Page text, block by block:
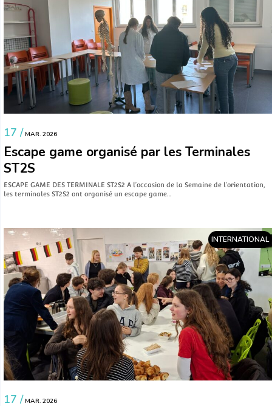
17 / MAR. 2026
Escape game organisé par les Terminales
ST2S
ESCAPE GAME DES TERMINALE ST2S2 A l’occasion de la Semaine de l’orientation,
les terminales ST2S2 ont organisé un escape game…
INTERNATIONAL
17 / MAR. 2026